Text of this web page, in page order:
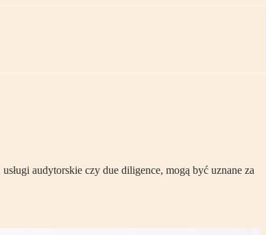
audytorskie czy due diligence, mogą być uznane za